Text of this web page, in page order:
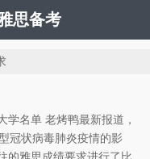
思备考
学名单 老烤鸭最新报道，
冠状病毒肺炎疫情的影